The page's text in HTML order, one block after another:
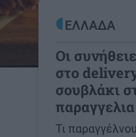
ΕΛΛΑΔΑ
Οι
στο
σουβλάκι
Τι